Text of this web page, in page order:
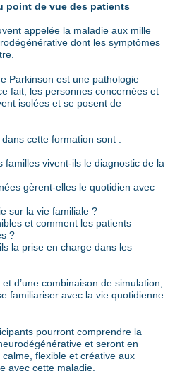
point de vue des patients
appelée la maladie aux mille
dont les symptômes
Parkinson est une pathologie
fait, les personnes concernées et
isolées et se posent de
cette formation sont :
vivent-ils le diagnostic de la
gèrent-elles le quotidien avec
sur la vie familiale ?
et comment les patients
?
la prise en charge dans les
d’une combinaison de simulation,
familiariser avec la vie quotidienne
pourront comprendre la
et seront en
flexible et créative aux
avec cette maladie.